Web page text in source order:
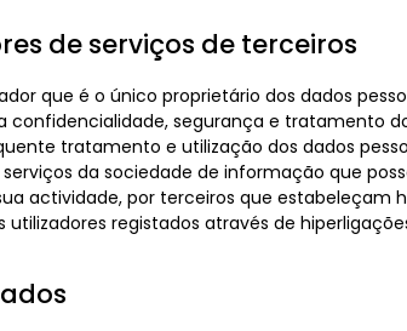
de serviços de terceiros
que é o único proprietário dos dados
confidencialidade, segurança e tratamento
tratamento e utilização dos dados
da sociedade de informação que
actividade, por terceiros que estabeleçam
utilizadores registados através de